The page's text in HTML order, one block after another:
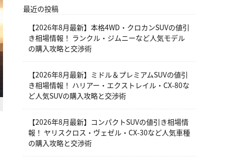
最近の投稿
【2026年8月最新】本格4WD・クロカンSUVの値引
き相場情報！ ランクル・ジムニーなど人気モデル
の購入攻略と交渉術
【2026年8月最新】ミドル＆プレミアムSUVの値引
き相場情報！ ハリアー・エクストレイル・CX-80な
ど人気SUVの購入攻略と交渉術
【2026年8月最新】コンパクトSUVの値引き相場情
報！ ヤリスクロス・ヴェゼル・CX-30など人気車種
の購入攻略と交渉術